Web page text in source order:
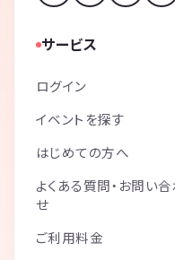
サービス
ログイン
イベントを探す
はじめての方へ
よくある質問・お問い合
せ
ご利用料金